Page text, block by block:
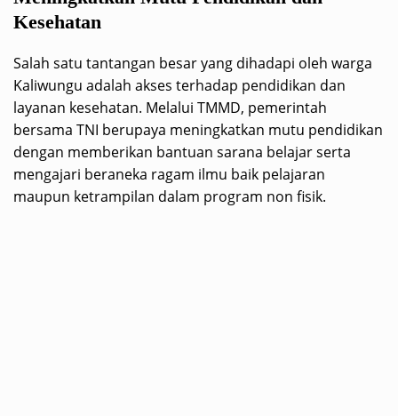
Kesehatan
Salah satu tantangan besar yang dihadapi oleh warga
Kaliwungu adalah akses terhadap pendidikan dan
layanan kesehatan. Melalui TMMD, pemerintah
bersama TNI berupaya meningkatkan mutu pendidikan
dengan memberikan bantuan sarana belajar serta
mengajari beraneka ragam ilmu baik pelajaran
maupun ketrampilan dalam program non fisik.